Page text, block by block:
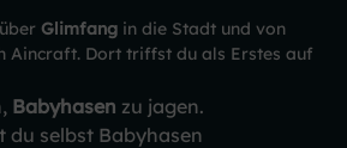
Glimfang in die Stadt und von
Aincraft. Dort triffst du als Erstes auf
Babyhasen zu jagen.
du selbst Babyhasen